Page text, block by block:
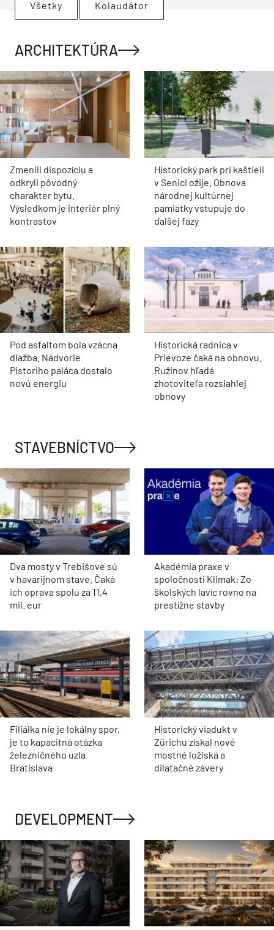
Všetky Kolaudátor
ARCHITEKTÚRA
Zmenili dispozíciu a
odkryli pôvodný
charakter bytu.
Výsledkom je interiér plný
kontrastov
Historický park pri kaštieli
v Senici ožije. Obnova
národnej kultúrnej
pamiatky vstupuje do
ďalšej fázy
Pod asfaltom bola vzácna
dlažba. Nádvorie
Pistoriho paláca dostalo
novú energiu
Historická radnica v
Prievoze čaká na obnovu.
Ružinov hľadá
zhotoviteľa rozsiahlej
obnovy
STAVEBNÍCTVO
Dva mosty v Trebišove sú
v havarijnom stave. Čaká
ich oprava spolu za 11,4
mil. eur
Akadémia praxe v
spoločnosti Klimak: Zo
školských lavíc rovno na
prestížne stavby
Filiálka nie je lokálny spor,
je to kapacitná otázka
železničného uzla
Bratislava
Historický viadukt v
Zürichu získal nové
mostné ložiská a
dilatačné závery
DEVELOPMENT